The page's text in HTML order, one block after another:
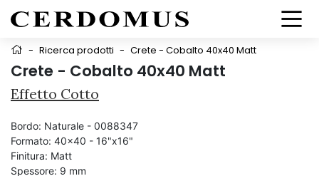
- Ricerca prodotti - Crete - Cobalto 40x40 Matt
Crete - Cobalto 40x40 Matt
Effetto Cotto
Bordo: Naturale - 0088347
Formato: 40x40 - 16"x16"
Finitura: Matt
Spessore: 9 mm